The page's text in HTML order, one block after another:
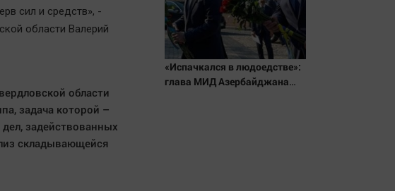
сил и средств», -
области Валерий
области
задача которой –
задействованных
складывающейся
«Испачкался в людоедстве»:
глава МИД Азербайджана